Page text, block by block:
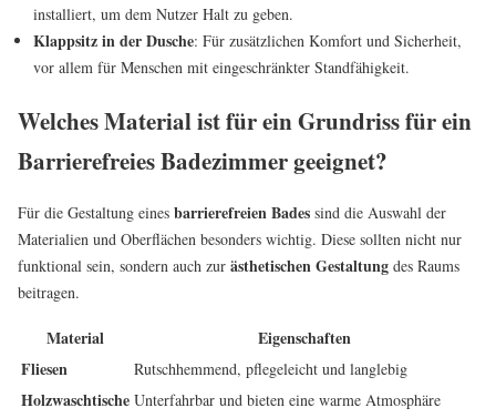
installiert, um dem Nutzer Halt zu geben.
Klappsitz in der Dusche: Für zusätzlichen Komfort und Sicherheit,
vor allem für Menschen mit eingeschränkter Standfähigkeit.
Welches Material ist für ein Grundriss für ein
Barrierefreies Badezimmer geeignet?
Für die Gestaltung eines barrierefreien Bades sind die Auswahl der
Materialien und Oberflächen besonders wichtig. Diese sollten nicht nur
funktional sein, sondern auch zur ästhetischen Gestaltung des Raums
beitragen.
Material
Eigenschaften
Fliesen
Rutschhemmend, pflegeleicht und langlebig
Holzwaschtische Unterfahrbar und bieten eine warme Atmosphäre